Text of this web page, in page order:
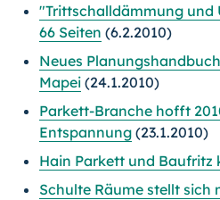
"Trittschalldämmung und
66 Seiten (6.2.2010)
Neues
Mapei (24.1.2010)
Parkett-Branche hofft
Entspannung (23.1.2010)
Hain Parkett und Baufritz
Schulte Räume stellt sich